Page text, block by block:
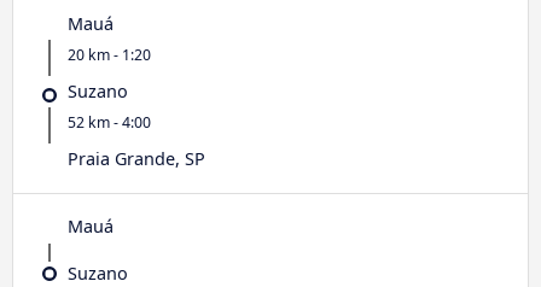
Mauá
20 km - 1:20
Suzano
52 km - 4:00
Praia Grande, SP
Mauá
Suzano